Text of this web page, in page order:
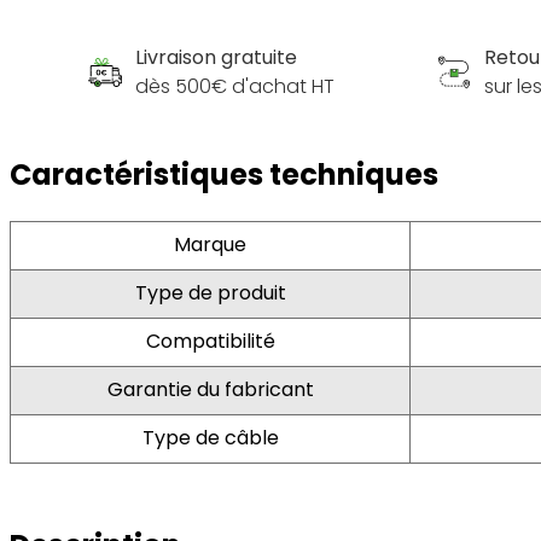
Livraison gratuite
dès 500€ d'achat HT
sur
Caractéristiques techniques
Marque
Type de produit
Compatibilité
Garantie du fabricant
Type de câble